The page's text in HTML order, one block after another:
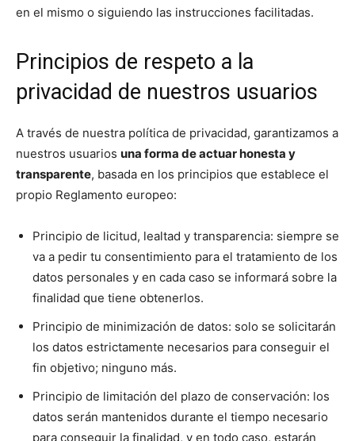
en el mismo o siguiendo las instrucciones facilitadas.
Principios de respeto a la
privacidad de nuestros usuarios
A través de nuestra política de privacidad, garantizamos a
nuestros usuarios una forma de actuar honesta y
transparente, basada en los principios que establece el
propio Reglamento europeo:
Principio de licitud, lealtad y transparencia: siempre se
va a pedir tu consentimiento para el tratamiento de los
datos personales y en cada caso se informará sobre la
finalidad que tiene obtenerlos.
Principio de minimización de datos: solo se solicitarán
los datos estrictamente necesarios para conseguir el
fin objetivo; ninguno más.
Principio de limitación del plazo de conservación: los
datos serán mantenidos durante el tiempo necesario
para conseguir la finalidad, y en todo caso, estarán